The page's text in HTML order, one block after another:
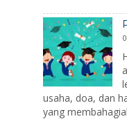
SMKN
1
Doko
2026
usaha, doa, dan
yang